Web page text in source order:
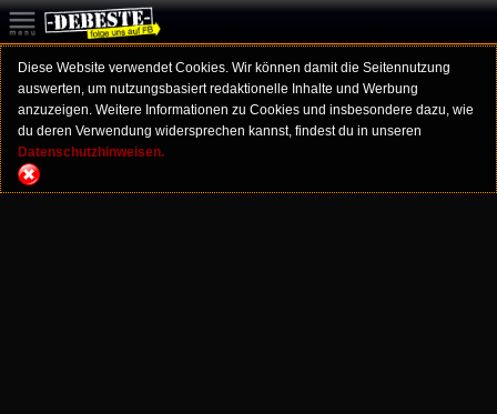
Diese Website verwendet Cookies. Wir können damit die Seitennutzung
auswerten, um nutzungsbasiert redaktionelle Inhalte und Werbung
anzuzeigen. Weitere Informationen zu Cookies und insbesondere dazu, wie
du deren Verwendung widersprechen kannst, findest du in unseren
Datenschutzhinweisen.